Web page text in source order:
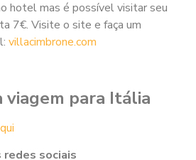
hotel mas é possível visitar seu
7€. Visite o site e faça um
villacimbrone.com
viagem para Itália
redes sociais